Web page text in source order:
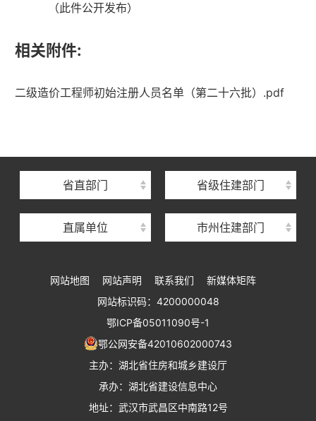
（此件公开发布）
相关附件:
二级造价工程师初始注册人员名单（第二十六批）.pdf
省直部门 省级住建部门
直属单位
湖北省住建厅机关后勤服务中心
湖北省住房保障中心
湖北省建设工程质量安全监督总站
湖北省建设工程标准定额管理总站
湖北省住建厅执业资格注册中心
湖北省城乡建设发展中心
湖北城市建设职业技术学院
市州住建部门
网站地图 网站声明 联系我们
新媒体矩阵
网站标识码：4200000048
鄂ICP备05011090号-1
鄂公网安备42010602000743
主办：湖北省住房和城乡建设厅
承办：湖北省建设信息中心
地址：武汉市武昌区中南路12号